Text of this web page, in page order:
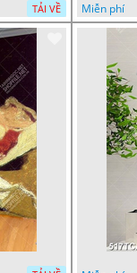
TẢI VỀ
Miễn phí